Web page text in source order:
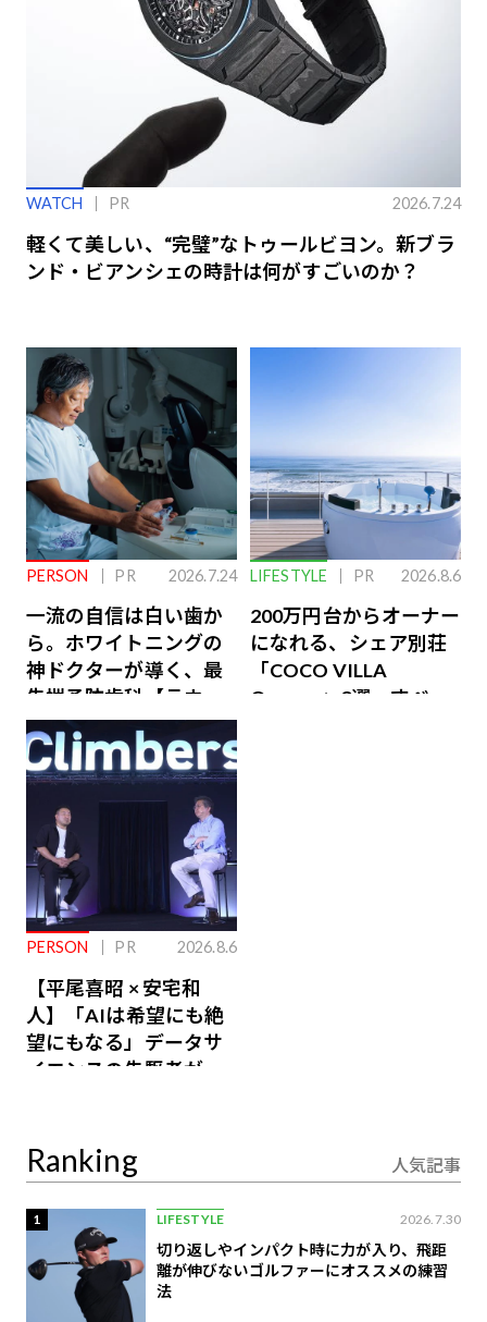
WATCH PR 2026.7.24
軽くて美しい、“完璧”なトゥールビヨン。新ブラ
ンド・ビアンシェの時計は何がすごいのか？
PERSON PR 2026.7.24
一流の自信は白い歯か
ら。ホワイトニングの
神ドクターが導く、最
先端予防歯科【ラウン
ジ会員特典あり】
LIFESTYLE PR 2026.8.6
200万円台からオーナー
になれる、シェア別荘
「COCO VILLA
Owners」3選。すべて
PERSON PR 2026.8.6
【平尾喜昭 × 安宅和
人】「AIは希望にも絶
望にもなる」データサ
イエンスの先駆者が語
Ranking 人気記事
1 LIFESTYLE 2026.7.30
切り返しやインパクト時に力が入り、飛距
離が伸びないゴルファーにオススメの練習
法